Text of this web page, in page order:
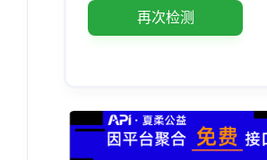
再次检测